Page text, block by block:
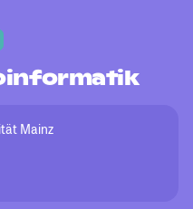
Mainz